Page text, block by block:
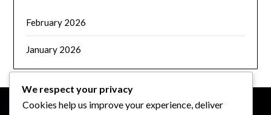
February 2026
January 2026
We respect your privacy
Cookies help us improve your experience, deliver